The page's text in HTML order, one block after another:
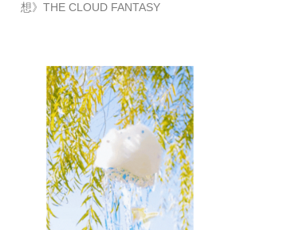
想》THE CLOUD FANTASY